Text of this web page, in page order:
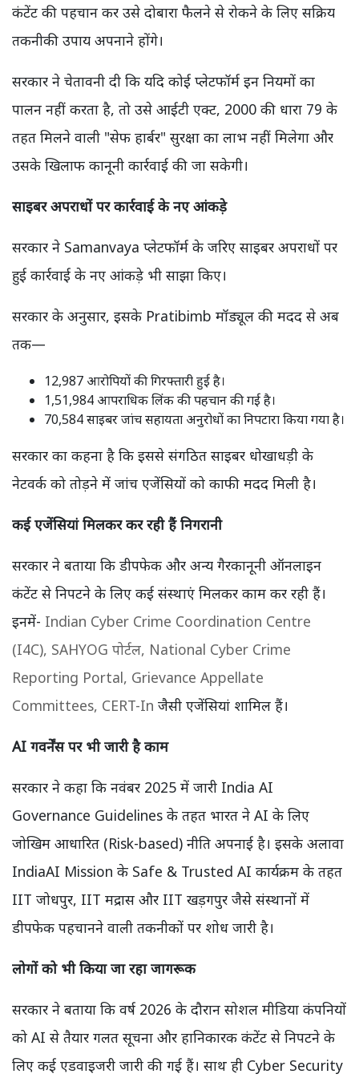
कंटेंट की पहचान कर उसे दोबारा फैलने से रोकने के लिए सक्रिय
तकनीकी उपाय अपनाने होंगे।
सरकार ने चेतावनी दी कि यदि कोई प्लेटफॉर्म इन नियमों का
पालन नहीं करता है, तो उसे आईटी एक्ट, 2000 की धारा 79 के
तहत मिलने वाली "सेफ हार्बर" सुरक्षा का लाभ नहीं मिलेगा और
उसके खिलाफ कानूनी कार्रवाई की जा सकेगी।
साइबर अपराधों पर कार्रवाई के नए आंकड़े
सरकार ने Samanvaya प्लेटफॉर्म के जरिए साइबर अपराधों पर
हुई कार्रवाई के नए आंकड़े भी साझा किए।
सरकार के अनुसार, इसके Pratibimb मॉड्यूल की मदद से अब
तक—
12,987 आरोपियों की गिरफ्तारी हुई है।
1,51,984 आपराधिक लिंक की पहचान की गई है।
70,584 साइबर जांच सहायता अनुरोधों का निपटारा किया गया है।
सरकार का कहना है कि इससे संगठित साइबर धोखाधड़ी के
नेटवर्क को तोड़ने में जांच एजेंसियों को काफी मदद मिली है।
कई एजेंसियां मिलकर कर रही हैं निगरानी
सरकार ने बताया कि डीपफेक और अन्य गैरकानूनी ऑनलाइन
कंटेंट से निपटने के लिए कई संस्थाएं मिलकर काम कर रही हैं।
इनमें- Indian Cyber Crime Coordination Centre
(I4C), SAHYOG पोर्टल, National Cyber Crime
Reporting Portal, Grievance Appellate
Committees, CERT-In जैसी एजेंसियां शामिल हैं।
AI गवर्नेंस पर भी जारी है काम
सरकार ने कहा कि नवंबर 2025 में जारी India AI
Governance Guidelines के तहत भारत ने AI के लिए
जोखिम आधारित (Risk-based) नीति अपनाई है। इसके अलावा
IndiaAI Mission के Safe & Trusted AI कार्यक्रम के तहत
IIT जोधपुर, IIT मद्रास और IIT खड़गपुर जैसे संस्थानों में
डीपफेक पहचानने वाली तकनीकों पर शोध जारी है।
लोगों को भी किया जा रहा जागरूक
सरकार ने बताया कि वर्ष 2026 के दौरान सोशल मीडिया कंपनियों
को AI से तैयार गलत सूचना और हानिकारक कंटेंट से निपटने के
लिए कई एडवाइजरी जारी की गई हैं। साथ ही Cyber Security